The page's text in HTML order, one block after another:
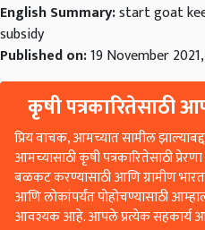
English Summary:start goat
subsidy
Published on:19 November
कृषी पत्रकारितेसाठी
प्रिय वाचक, आमच्यात सामील
आमच्यासाठी कृषी पत्रकारितेसाठी
बळकट करण्यासाठी आणि ग्रामीण
आणि लोकांपर्यंत पोहोचण्यासाठी
आवश्यक आहे. आपले प्रत्येक सहकार्य